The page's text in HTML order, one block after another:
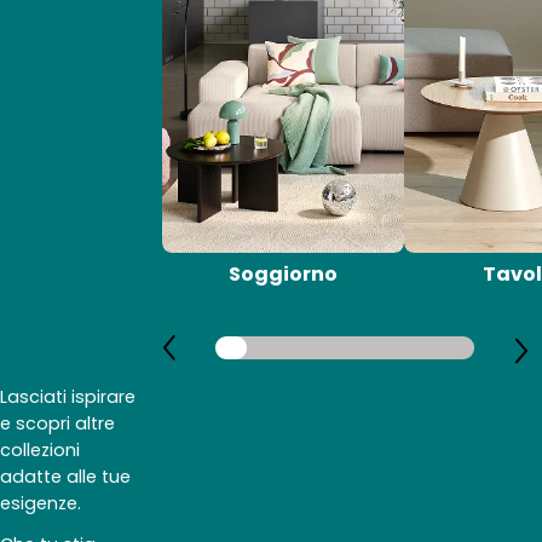
Soggiorno
Lasciati ispirare
e scopri altre
collezioni
adatte alle tue
esigenze.